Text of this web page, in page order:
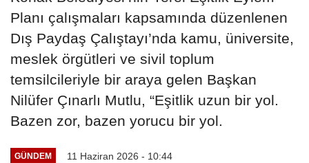
Planı çalışmaları kapsamında düzenlenen
Dış Paydaş Çalıştayı’nda kamu, üniversite,
meslek örgütleri ve sivil toplum
temsilcileriyle bir araya gelen Başkan
Nilüfer Çınarlı Mutlu, “Eşitlik uzun bir yol.
Bazen zor, bazen yorucu bir yol.
GÜNDEM 11 Haziran 2026 - 10:44